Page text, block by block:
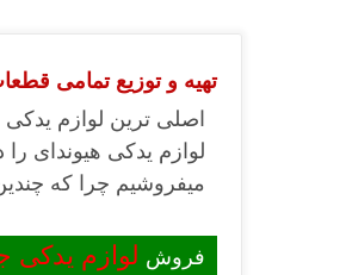
تهیه و توزیع تمامی
اصلی ترین لوازم
لوازم یدکی هیوندای
میفروشیم چرا که
فروش لوازم یدکی